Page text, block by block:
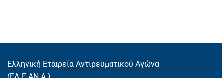
Ελληνική Εταιρεία Αντιρευματικού Αγώνα